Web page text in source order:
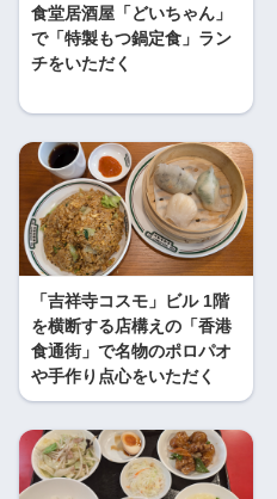
食堂居酒屋「どいちゃん」
で「特製もつ鍋定食」ラン
チをいただく
「吉祥寺コスモ」ビル 1階
を横断する店構えの「香港
食通街」で名物のポロパオ
や手作り点心をいただく